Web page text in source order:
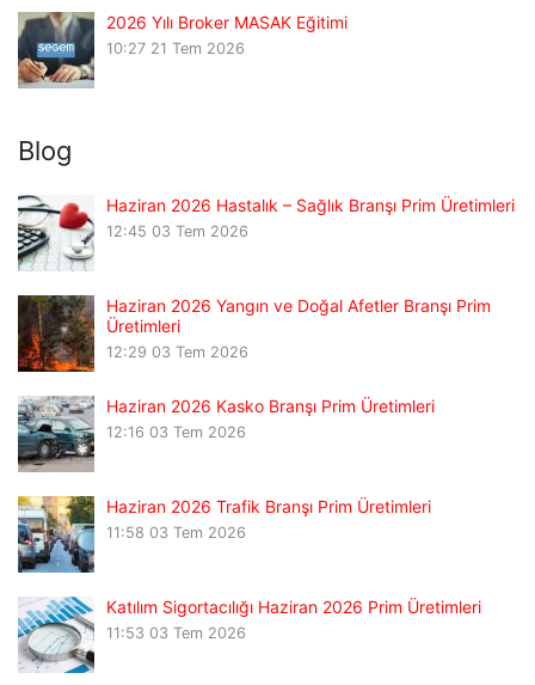
2026 Yılı Broker MASAK Eğitimi
10:27 21 Tem 2026
Blog
Haziran 2026 Hastalık – Sağlık Branşı Prim Üretimleri
12:45 03 Tem 2026
Haziran 2026 Yangın ve Doğal Afetler Branşı Prim
Üretimleri
12:29 03 Tem 2026
Haziran 2026 Kasko Branşı Prim Üretimleri
12:16 03 Tem 2026
Haziran 2026 Trafik Branşı Prim Üretimleri
11:58 03 Tem 2026
Katılım Sigortacılığı Haziran 2026 Prim Üretimleri
11:53 03 Tem 2026